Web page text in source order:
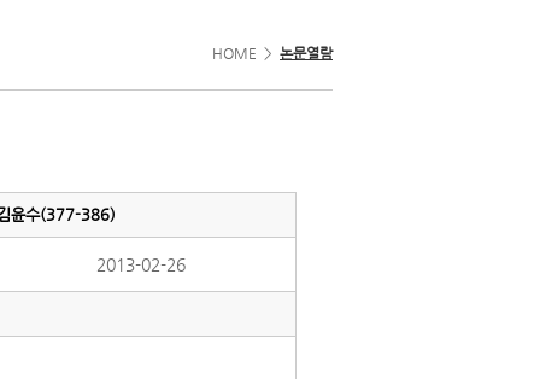
HOME > 논문열람
윤수(377-386)
2013-02-26